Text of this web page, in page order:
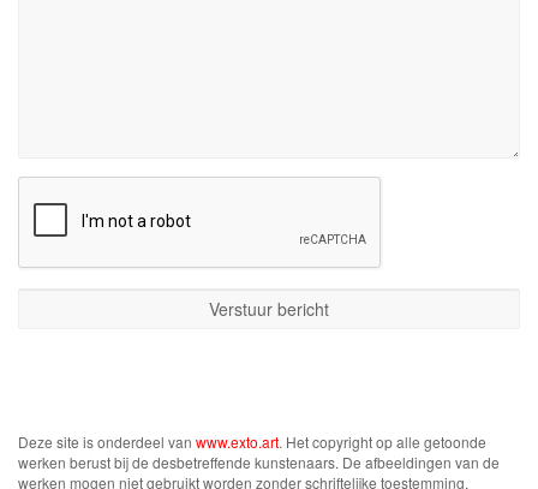
Deze site is onderdeel van www.exto.art. Het copyright op alle getoonde
werken berust bij de desbetreffende kunstenaars. De afbeeldingen van de
werken mogen niet gebruikt worden zonder schriftelijke toestemming.